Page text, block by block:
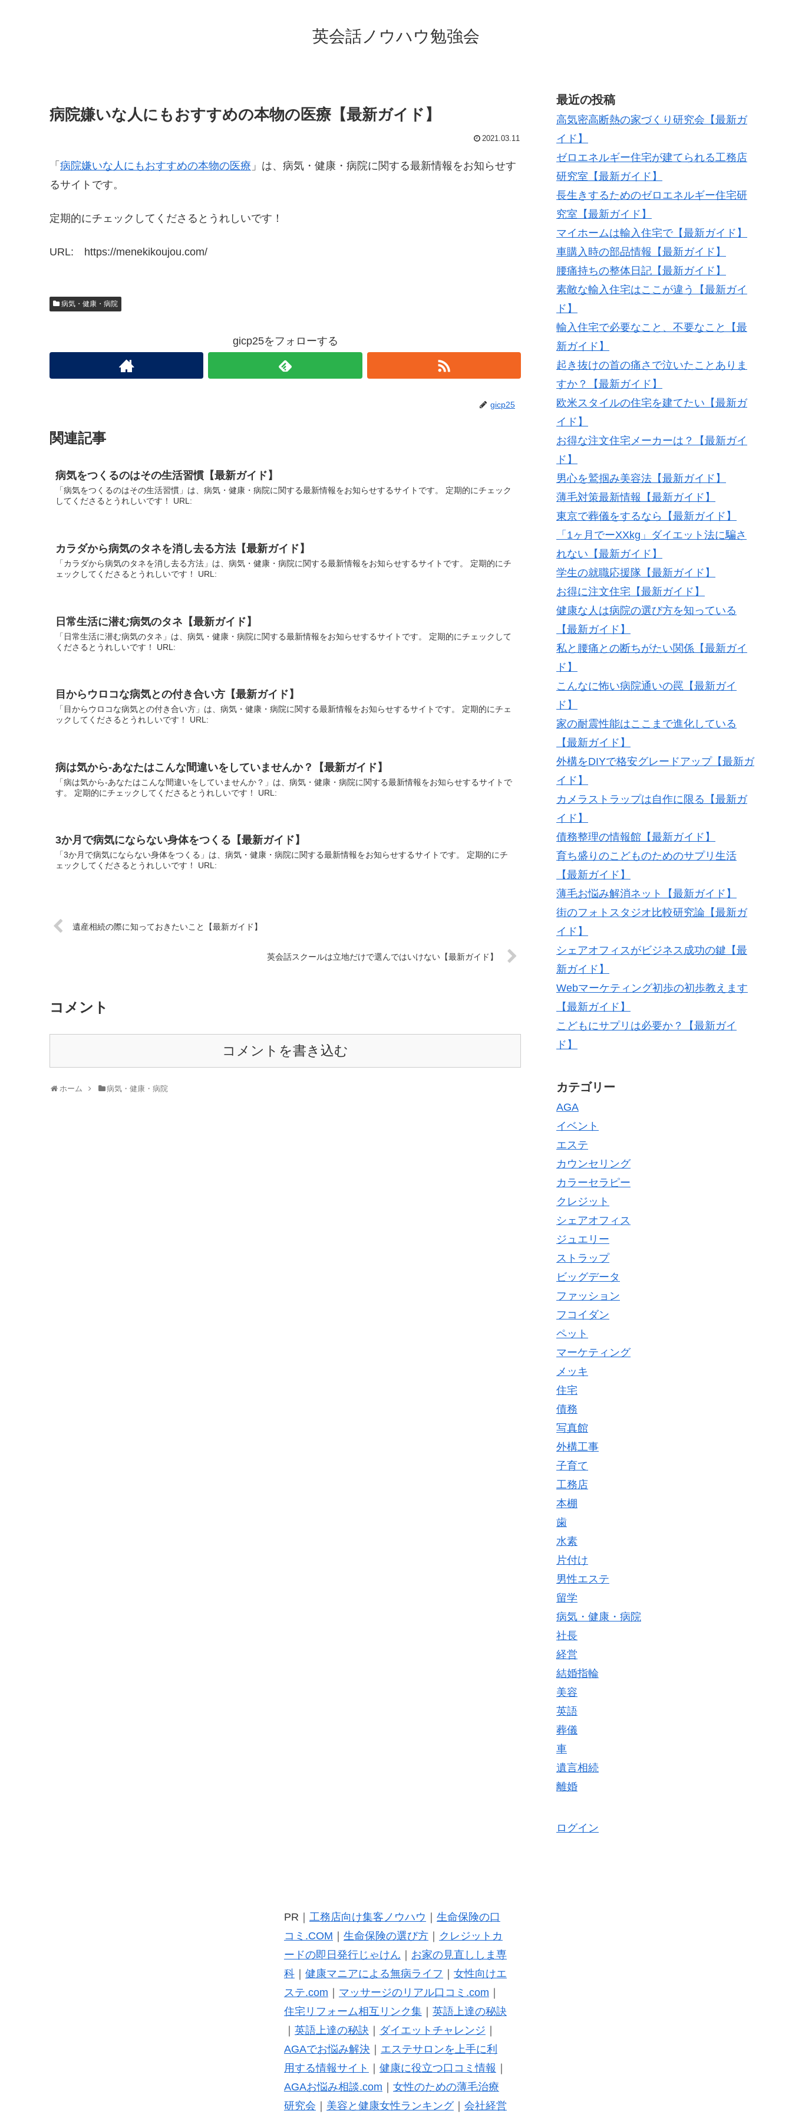
英会話ノウハウ勉強会
病院嫌いな人にもおすすめの本物の医療【最新ガイド】
2021.03.11
「 病院嫌いな人にもおすすめの本物の医療 」は、病気・健康・病院に関する最新情報をお知らせす
るサイトです。
定期的にチェックしてくださるとうれしいです！
URL: https://menekikoujou.com/
病気・健康・病院
gicp25をフォローする
gicp25
関連記事
病気をつくるのはその生活習慣【最新ガイド】
「病気をつくるのはその生活習慣」は、病気・健康・病院に関する最新情報をお知らせするサイトです。 定期的にチェック
してくださるとうれしいです！ URL:
カラダから病気のタネを消し去る方法【最新ガイド】
「カラダから病気のタネを消し去る方法」は、病気・健康・病院に関する最新情報をお知らせするサイトです。 定期的にチ
ェックしてくださるとうれしいです！ URL:
日常生活に潜む病気のタネ【最新ガイド】
「日常生活に潜む病気のタネ」は、病気・健康・病院に関する最新情報をお知らせするサイトです。 定期的にチェックして
くださるとうれしいです！ URL:
目からウロコな病気との付き合い方【最新ガイド】
「目からウロコな病気との付き合い方」は、病気・健康・病院に関する最新情報をお知らせするサイトです。 定期的にチェ
ックしてくださるとうれしいです！ URL:
病は気から-あなたはこんな間違いをしていませんか？【最新ガイド】
「病は気から-あなたはこんな間違いをしていませんか？」は、病気・健康・病院に関する最新情報をお知らせするサイトで
す。 定期的にチェックしてくださるとうれしいです！ URL:
3か月で病気にならない身体をつくる【最新ガイド】
「3か月で病気にならない身体をつくる」は、病気・健康・病院に関する最新情報をお知らせするサイトです。 定期的にチ
ェックしてくださるとうれしいです！ URL:
遺産相続の際に知っておきたいこと【最新ガイド】
英会話スクールは立地だけで選んではいけない【最新ガイド】
コメント
コメントを書き込む
ホーム 病気・健康・病院
最近の投稿
高気密高断熱の家づくり研究会【最新ガ
イド】
ゼロエネルギー住宅が建てられる工務店
研究室【最新ガイド】
長生きするためのゼロエネルギー住宅研
究室【最新ガイド】
マイホームは輸入住宅で【最新ガイド】
車購入時の部品情報【最新ガイド】
腰痛持ちの整体日記【最新ガイド】
素敵な輸入住宅はここが違う【最新ガイ
ド】
輸入住宅で必要なこと、不要なこと【最
新ガイド】
起き抜けの首の痛さで泣いたことありま
すか？【最新ガイド】
欧米スタイルの住宅を建てたい【最新ガ
イド】
お得な注文住宅メーカーは？【最新ガイ
ド】
男心を鷲掴み美容法【最新ガイド】
薄毛対策最新情報【最新ガイド】
東京で葬儀をするなら【最新ガイド】
「1ヶ月でーXXkg」ダイエット法に騙さ
れない【最新ガイド】
学生の就職応援隊【最新ガイド】
お得に注文住宅【最新ガイド】
健康な人は病院の選び方を知っている
【最新ガイド】
私と腰痛との断ちがたい関係【最新ガイ
ド】
こんなに怖い病院通いの罠【最新ガイ
ド】
家の耐震性能はここまで進化している
【最新ガイド】
外構をDIYで格安グレードアップ【最新ガ
イド】
カメラストラップは自作に限る【最新ガ
イド】
債務整理の情報館【最新ガイド】
育ち盛りのこどものためのサプリ生活
【最新ガイド】
薄毛お悩み解消ネット【最新ガイド】
街のフォトスタジオ比較研究論【最新ガ
イド】
シェアオフィスがビジネス成功の鍵【最
新ガイド】
Webマーケティング初歩の初歩教えます
【最新ガイド】
こどもにサプリは必要か？【最新ガイ
ド】
カテゴリー
AGA
イベント
エステ
カウンセリング
カラーセラピー
クレジット
シェアオフィス
ジュエリー
ストラップ
ビッグデータ
ファッション
フコイダン
ペット
マーケティング
メッキ
住宅
債務
写真館
外構工事
子育て
工務店
本棚
歯
水素
片付け
男性エステ
留学
病気・健康・病院
社長
経営
結婚指輪
美容
英語
葬儀
車
遺言相続
離婚
ログイン
PR｜ 工務店向け集客ノウハウ
生命保険の口
コミ.COM
生命保険の選び方｜
クレジットカ
ードの即日発行じゃけん
お家の見直ししま専
科｜ 健康マニアによる無病ライフ
女性向けエ
ステ.com
マッサージのリアル口コミ.com
住宅リフォーム相互リンク集｜ 英語上達の秘訣
英語上達の秘訣 ダイエットチャレンジ
AGAでお悩み解決｜ エステサロンを上手に利
用する情報サイト
健康に役立つ口コミ情報
AGAお悩み相談.com
女性のための薄毛治療
研究会
美容と健康女性ランキング｜ 会社経営